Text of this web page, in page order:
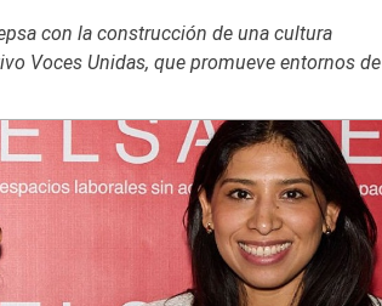
con la construcción de una cultura
Voces Unidas, que promueve entornos de